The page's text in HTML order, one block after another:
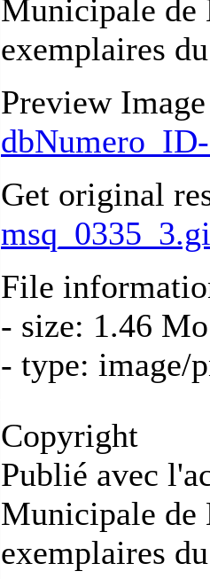
Municipale de
exemplaires
Preview Image
Get original
File
- size: 1.46 Mo
- type: image/
Copyright
Publié avec
Municipale de
exemplaires